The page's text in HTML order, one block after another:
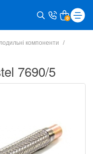
0
компоненти
7690/5